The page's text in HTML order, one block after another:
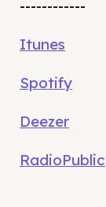
------------
Itunes
Spotify
Deezer
RadioPublic